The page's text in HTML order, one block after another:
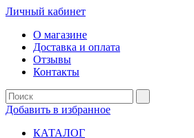
Личный кабинет
О магазине
Доставка и оплата
Отзывы
Контакты
Добавить в избранное
КАТАЛОГ